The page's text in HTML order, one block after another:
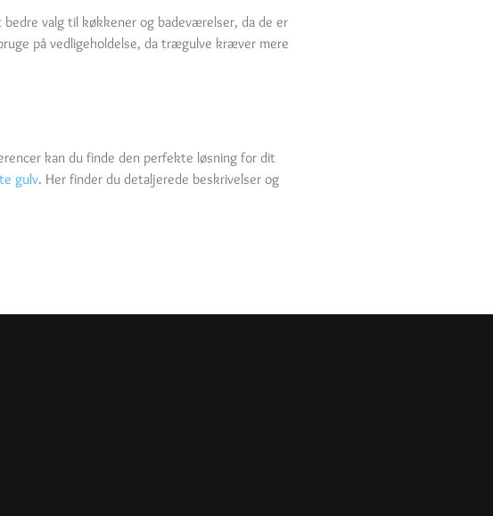
valg til køkkener og badeværelser, da de er
på vedligeholdelse, da trægulve kræver mere
kan du finde den perfekte løsning for dit
gulv. Her finder du detaljerede beskrivelser og